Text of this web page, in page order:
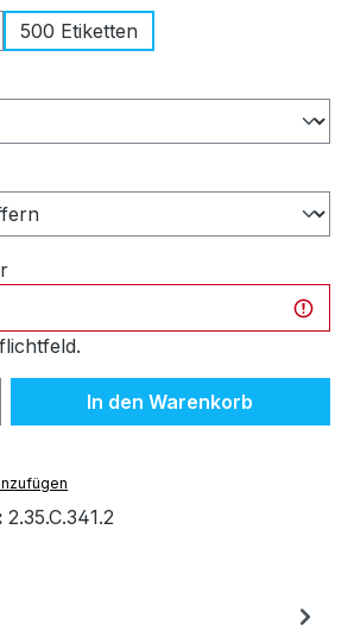
500 Etiketten
Gib den
In den Warenkorb
2.35.C.341.2